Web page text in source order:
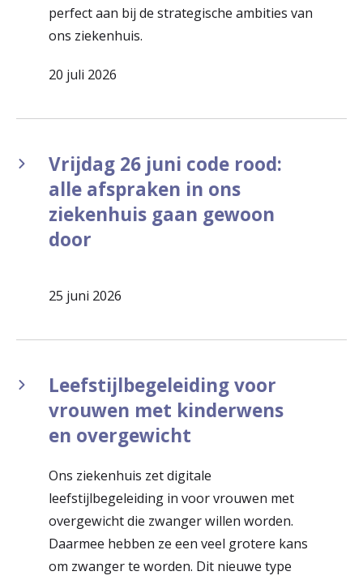
perfect aan bij de strategische ambities van
ons ziekenhuis.
20 juli 2026
Vrijdag 26 juni code rood:
alle afspraken in ons
ziekenhuis gaan gewoon
door
25 juni 2026
Leefstijlbegeleiding voor
vrouwen met kinderwens
en overgewicht
Ons ziekenhuis zet digitale
leefstijlbegeleiding in voor vrouwen met
overgewicht die zwanger willen worden.
Daarmee hebben ze een veel grotere kans
om zwanger te worden. Dit nieuwe type